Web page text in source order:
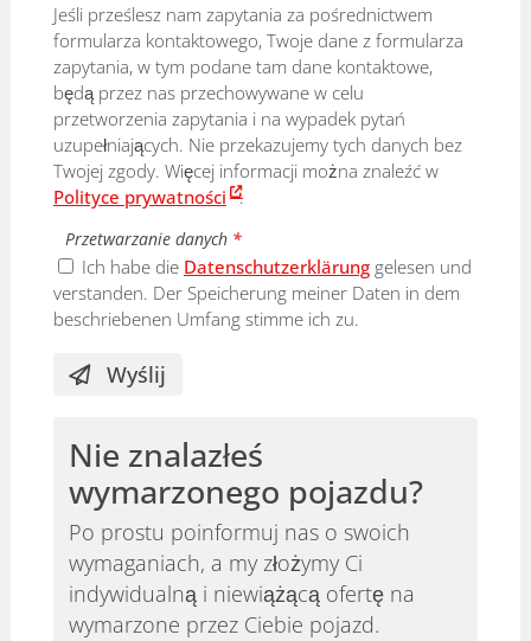
Jeśli prześlesz nam zapytania za pośrednictwem
formularza kontaktowego, Twoje dane z formularza
zapytania, w tym podane tam dane kontaktowe,
będą przez nas przechowywane w celu
przetworzenia zapytania i na wypadek pytań
uzupełniających. Nie przekazujemy tych danych bez
Twojej zgody. Więcej informacji można znaleźć w
Polityce prywatności .
Przetwarzanie danych *
Ich habe die Datenschutzerklärunggelesen und
verstanden. Der Speicherung meiner Daten in dem
beschriebenen Umfang stimme ich zu.
Wyślij
Nie znalazłeś
wymarzonego pojazdu?
Po prostu poinformuj nas o swoich
wymaganiach, a my złożymy Ci
indywidualną i niewiążącą ofertę na
wymarzone przez Ciebie pojazd.